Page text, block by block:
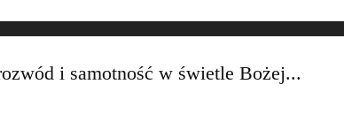
i samotność w świetle Bożej...